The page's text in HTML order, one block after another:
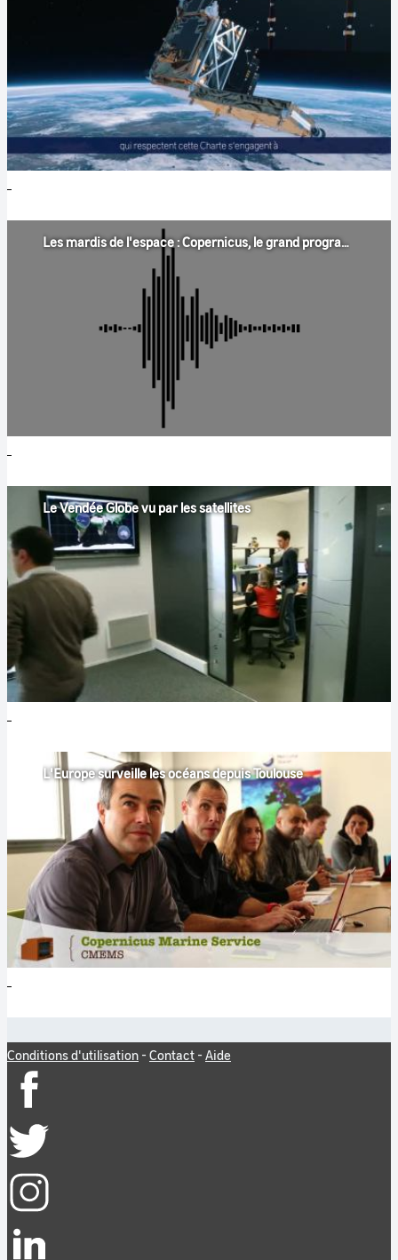
Les mardis de l'espace : Copernicus, le grand programme européen de surveillance de la Terre
Le Vendée Globe vu par les satellites
L'Europe surveille les océans depuis Toulouse
Conditions d'utilisation - Contact - Aide